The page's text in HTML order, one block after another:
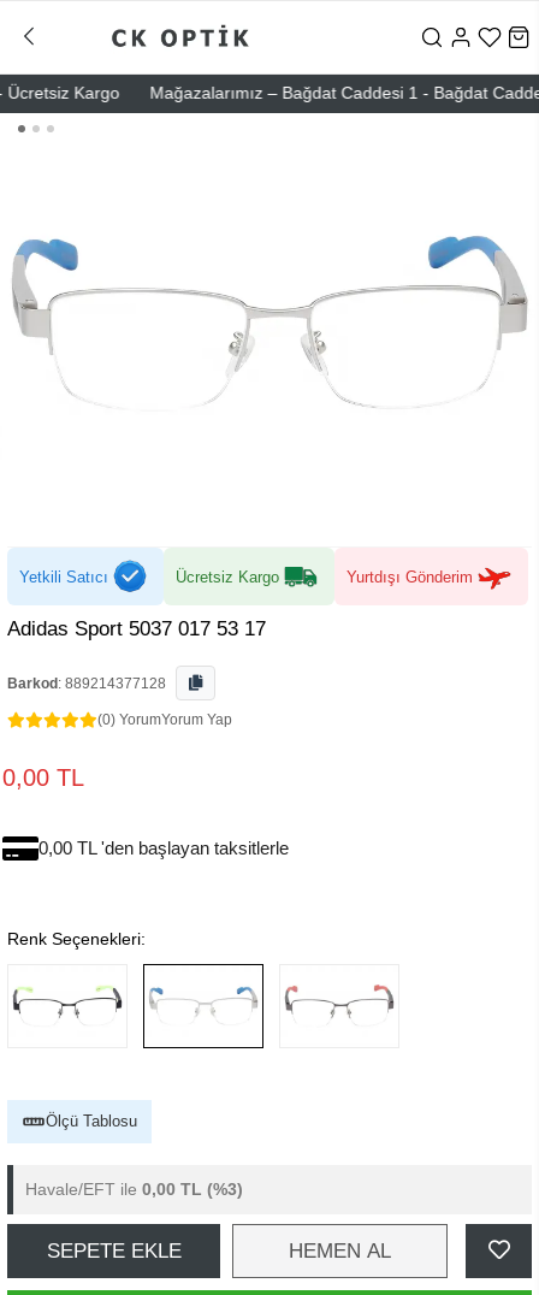
Kargo Mağazalarımız – Bağdat Caddesi 1 - Bağdat
Yetkili Satıcı Ücretsiz Kargo Yurtdışı Gönderim
Adidas Sport 5037 017 53 17
Barkod : 889214377128
(0) YorumYorum Yap
0,00 TL
0,00 TL 'den başlayan taksitlerle
Renk Seçenekleri:
Ölçü Tablosu
Havale/EFT ile 0,00 TL (%3)
SEPETE EKLE HEMEN AL